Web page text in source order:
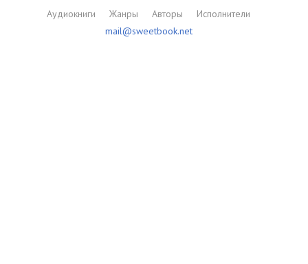
Аудиокниги Жанры Авторы
Исполнители
mail@sweetbook.net